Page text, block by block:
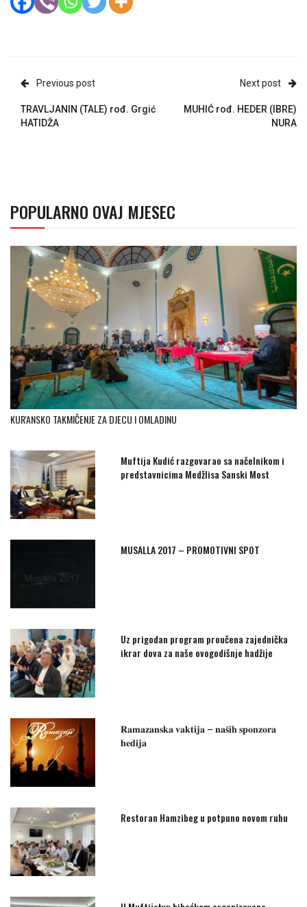
Previous post
TRAVLJANIN (TALE) rođ. Grgić
HATIDŽA
Next post
MUHIĆ rođ. HEDER (IBRE)
NURA
POPULARNO OVAJ MJESEC
KUR'ANSKO TAKMIČENJE ZA DJECU I OMLADINU
Muftija Kudić razgovarao sa načelnikom i
predstavnicima Medžlisa Sanski Most
MUSALLA 2017 – PROMOTIVNI SPOT
Uz prigodan program proučena zajednička
ikrar dova za naše ovogodišnje hadžije
𝐑𝐚𝐦𝐚𝐳𝐚𝐧𝐬𝐤𝐚 𝐯𝐚𝐤𝐭𝐢𝐣𝐚 – 𝐧𝐚𝐬̌𝐢𝐡 𝐬𝐩𝐨𝐧𝐳𝐨𝐫𝐚
𝐡𝐞𝐝𝐢𝐣𝐚
Restoran Hamzibeg u potpuno novom ruhu